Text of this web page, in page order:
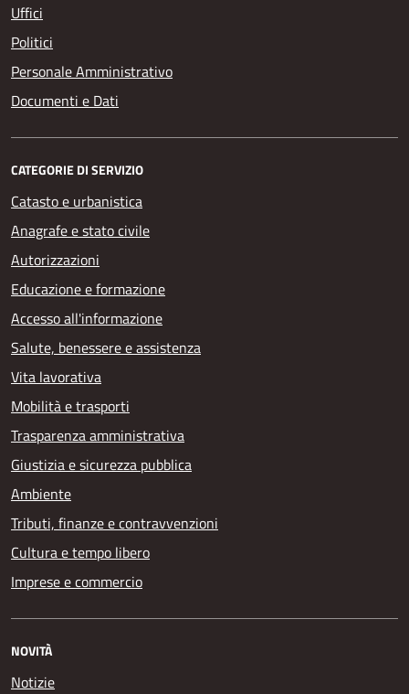
Uffici
Politici
Personale Amministrativo
Documenti e Dati
CATEGORIE DI SERVIZIO
Catasto e urbanistica
Anagrafe e stato civile
Autorizzazioni
Educazione e formazione
Accesso all'informazione
Salute, benessere e assistenza
Vita lavorativa
Mobilità e trasporti
Trasparenza amministrativa
Giustizia e sicurezza pubblica
Ambiente
Tributi, finanze e contravvenzioni
Cultura e tempo libero
Imprese e commercio
NOVITÀ
Notizie